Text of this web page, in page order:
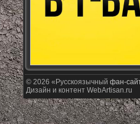
© 2026 «Русскоязычный фан-
Дизайн и контент WebArtisan.ru